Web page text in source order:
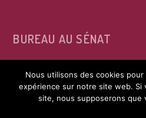
BUREAU AU SÉNAT
15, rue de Vaugirard – 75291
39 60Nous utilisons des cookies
expérience sur notre site web. Si
site, nous supposerons que